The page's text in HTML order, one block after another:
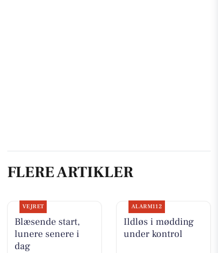
FLERE ARTIKLER
VEJRET
Blæsende start,
lunere senere i
dag
ALARM112
Ildløs i mødding
under kontrol